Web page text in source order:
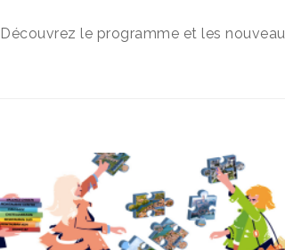
Découvrez le programme et les